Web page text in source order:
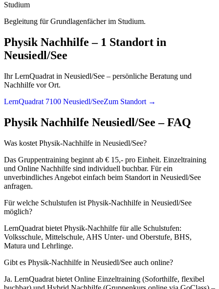
Studium
Begleitung für Grundlagenfächer im Studium.
PhysikNachhilfe – 1 Standort in
Neusiedl/See
Ihr LernQuadrat in Neusiedl/See – persönliche Beratung und
Nachhilfe vor Ort.
LernQuadrat 7100 Neusiedl/SeeZum Standort →
Physik Nachhilfe Neusiedl/See – FAQ
Was kostet Physik-Nachhilfe in Neusiedl/See?
Das Gruppentraining beginnt ab € 15,- pro Einheit. Einzeltraining
und Online Nachhilfe sind individuell buchbar. Für ein
unverbindliches Angebot einfach beim Standort in Neusiedl/See
anfragen.
Für welche Schulstufen ist Physik-Nachhilfe in Neusiedl/See
möglich?
LernQuadrat bietet Physik-Nachhilfe für alle Schulstufen:
Volksschule, Mittelschule, AHS Unter- und Oberstufe, BHS,
Matura und Lehrlinge.
Gibt es Physik-Nachhilfe in Neusiedl/See auch online?
Ja. LernQuadrat bietet Online Einzeltraining (Soforthilfe, flexibel